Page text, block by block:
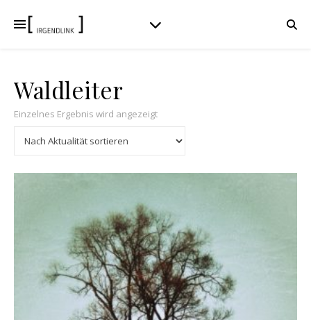
Waldleiter
Einzelnes Ergebnis wird angezeigt